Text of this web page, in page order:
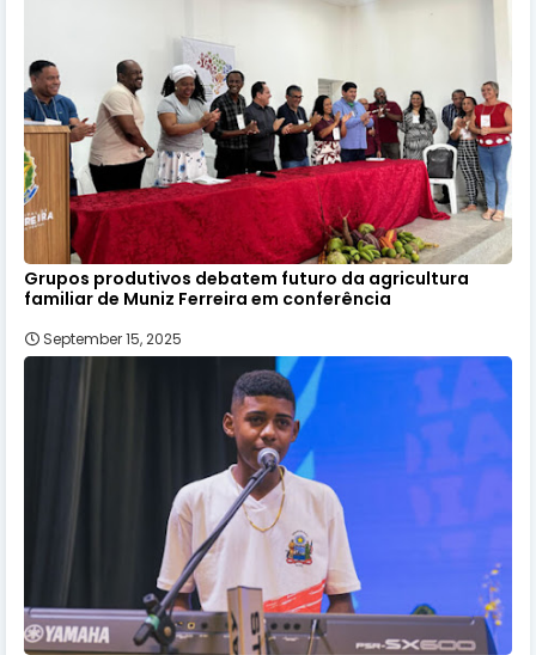
Grupos produtivos debatem futuro da agricultura
familiar de Muniz Ferreira em conferência
September 15, 2025